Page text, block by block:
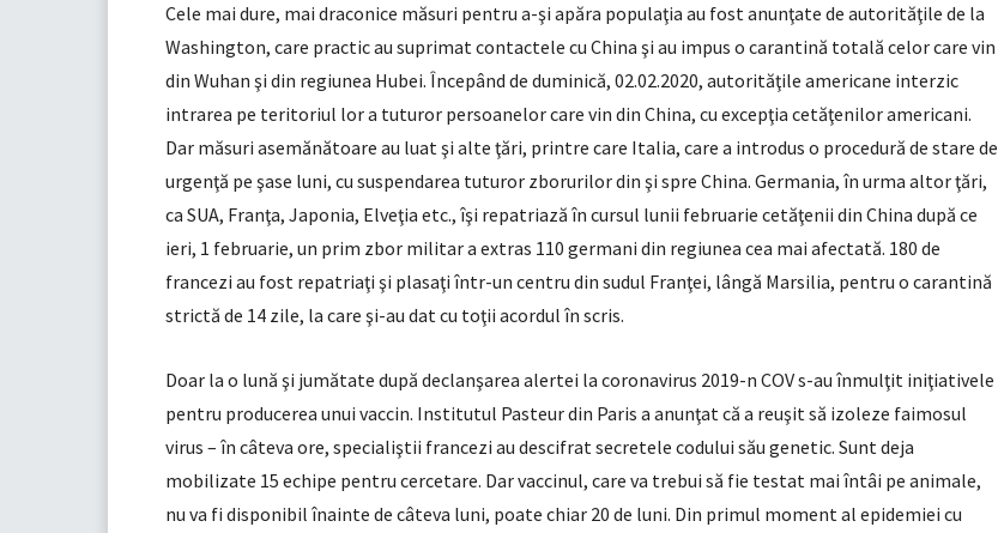
Cele mai dure, mai draconice măsuri pentru a-şi apăra populaţia au fost anunţate de autorităţile de la
Washington, care practic au suprimat contactele cu China şi au impus o carantină totală celor care vin
din Wuhan şi din regiunea Hubei. Începând de duminică, 02.02.2020, autorităţile americane interzic
intrarea pe teritoriul lor a tuturor persoanelor care vin din China, cu excepţia cetăţenilor americani.
Dar măsuri asemănătoare au luat şi alte ţări, printre care Italia, care a introdus o procedură de stare de
urgenţă pe şase luni, cu suspendarea tuturor zborurilor din şi spre China. Germania, în urma altor ţări,
ca SUA, Franţa, Japonia, Elveţia etc., îşi repatriază în cursul lunii februarie cetăţenii din China după ce
ieri, 1 februarie, un prim zbor militar a extras 110 germani din regiunea cea mai afectată. 180 de
francezi au fost repatriaţi şi plasaţi într-un centru din sudul Franţei, lângă Marsilia, pentru o carantină
strictă de 14 zile, la care şi-au dat cu toţii acordul în scris.
Doar la o lună şi jumătate după declanşarea alertei la coronavirus 2019-n COV s-au înmulţit iniţiativele
pentru producerea unui vaccin. Institutul Pasteur din Paris a anunţat că a reuşit să izoleze faimosul
virus – în câteva ore, specialiştii francezi au descifrat secretele codului său genetic. Sunt deja
mobilizate 15 echipe pentru cercetare. Dar vaccinul, care va trebui să fie testat mai întâi pe animale,
nu va fi disponibil înainte de câteva luni, poate chiar 20 de luni. Din primul moment al epidemiei cu